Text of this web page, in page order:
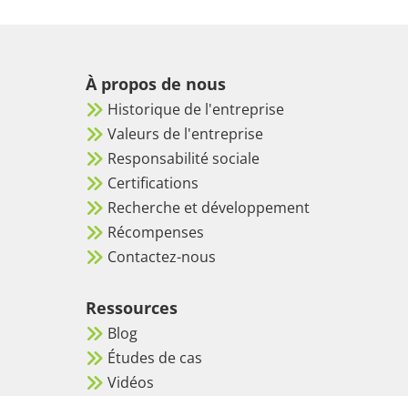
À propos de nous
Historique de l'entreprise
Valeurs de l'entreprise
Responsabilité sociale
Certifications
Recherche et développement
Récompenses
Contactez-nous
Ressources
Blog
Études de cas
Vidéos